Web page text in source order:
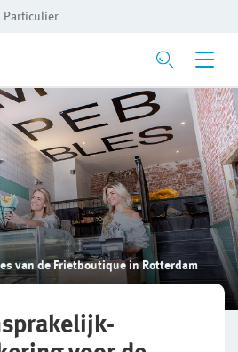
Particulier
van de Frietboutique in Rotterdam